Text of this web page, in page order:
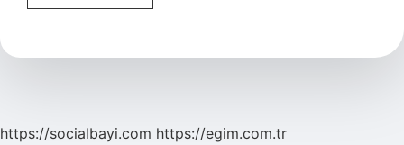
Devlet
A
https://socialbayi.com https://egim.com.tr